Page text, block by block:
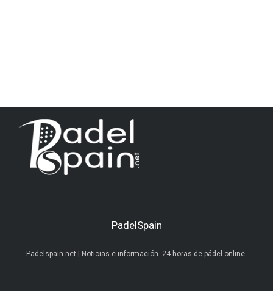
PadelSpain
Padelspain.net | Noticias e información. 24 horas de pádel online.